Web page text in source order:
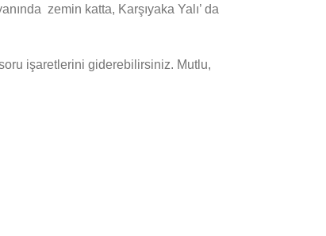
zemin katta, Karşıyaka Yalı’ da
işaretlerini giderebilirsiniz. Mutlu,